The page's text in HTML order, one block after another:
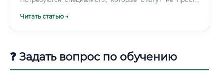
комплексами, интегрировать новое оборудование и
Читать статью →
❓ Задать вопрос по обучению